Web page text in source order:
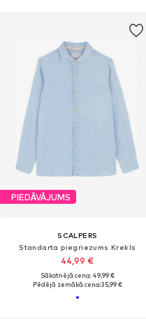
PIEDĀVĀJUMS
SCALPERS
Standarta piegriezums Krekls
44,99 €
Sākotnējā cena: 49,99 €
Pēdējā zemākā cena:35,99 €